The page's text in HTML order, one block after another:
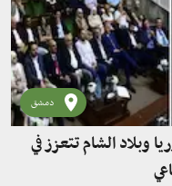
دمشق
الشام تتعزز في